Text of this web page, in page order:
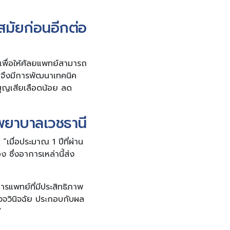
มัยก่อนอีกต่อ
พื่อให้ศัลยแพทย์สามารถ
งมีการพัฒนาเทคนิค
ญเสียเลือดน้อย ลด
าบาลเวชธานี
เมื่อประมาณ 1 ปีที่ผ่าน
ซึ่งอาการเหล่านี้ส่ง
รแพทย์ที่มีประสิทธิภาพ
จวินิจฉัย ประกอบกับผล